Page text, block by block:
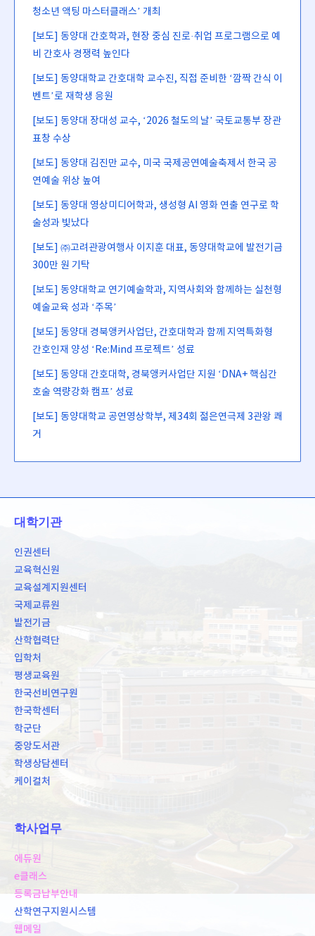
청소년 액팅 마스터클래스’ 개최
[보도] 동양대 간호학과, 현장 중심 진로·취업 프로그램으로 예
비 간호사 경쟁력 높인다
[보도] 동양대학교 간호대학 교수진, 직접 준비한 ‘깜짝 간식 이
벤트’로 재학생 응원
[보도] 동양대 장대성 교수, ‘2026 철도의 날’ 국토교통부 장관
표창 수상
[보도] 동양대 김진만 교수, 미국 국제공연예술축제서 한국 공
연예술 위상 높여
[보도] 동양대 영상미디어학과, 생성형 AI 영화 연출 연구로 학
술성과 빛났다
[보도] ㈜고려관광여행사 이지훈 대표, 동양대학교에 발전기금
300만 원 기탁
[보도] 동양대학교 연기예술학과, 지역사회와 함께하는 실천형
예술교육 성과 ‘주목’
[보도] 동양대 경북앵커사업단, 간호대학과 함께 지역특화형
간호인재 양성 ‘Re:Mind 프로젝트’ 성료
[보도] 동양대 간호대학, 경북앵커사업단 지원 ‘DNA+ 핵심간
호술 역량강화 캠프’ 성료
[보도] 동양대학교 공연영상학부, 제34회 젊은연극제 3관왕 쾌
거
대학기관
인권센터
교육혁신원
교육설계지원센터
국제교류원
발전기금
산학협력단
입학처
평생교육원
한국선비연구원
한국학센터
학군단
중앙도서관
학생상담센터
케이컬처
학사업무
에듀원
e클래스
등록금납부안내
산학연구지원시스템
웹메일